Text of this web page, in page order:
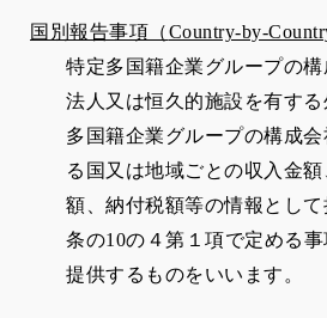
国別報告事項（Country-by-
特定多国籍企業グループの
法人又は恒久的施設を有す
多国籍企業グループの構成
る国又は地域ごとの収入金
額、納付税額等の情報とし
条の10の４第１項で定める
提供するものをいいます。